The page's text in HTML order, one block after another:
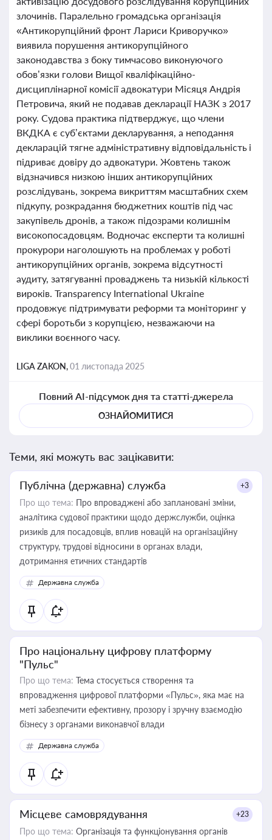
злочинів. Паралельно громадська організація
«Антикорупційний фронт Лариси Криворучко»
виявила порушення антикорупційного
законодавства з боку тимчасово виконуючого
обов’язки голови Вищої кваліфікаційно-
дисциплінарної комісії адвокатури Місяця Андрія
Петровича, який не подавав декларації НАЗК з 2017
року. Судова практика підтверджує, що члени
ВКДКА є суб’єктами декларування, а неподання
декларацій тягне адміністративну відповідальність і
підриває довіру до адвокатури. Жовтень також
відзначився низкою інших антикорупційних
розслідувань, зокрема викриттям масштабних схем
підкупу, розкрадання бюджетних коштів під час
закупівель дронів, а також підозрами колишнім
високопосадовцям. Водночас експерти та колишні
прокурори наголошують на проблемах у роботі
антикорупційних органів, зокрема відсутності
аудиту, затягуванні проваджень та низькій кількості
вироків. Transparency International Ukraine
продовжує підтримувати реформи та моніторинг у
сфері боротьби з корупцією, незважаючи на
виклики воєнного часу.
LIGA ZAKON,01 листопада 2025
Повний AI-підсумок дня та статті-джерела
ОЗНАЙОМИТИСЯ
Теми, які можуть вас зацікавити:
Публічна (державна) служба +3
Про що тема: Про впроваджені або заплановані зміни,
аналітика судової практики щодо держслужби, оцінка
ризиків для посадовців, вплив новацій на організаційну
структуру, трудові відносини в органах влади,
дотримання етичних стандартів
Державна служба
Про національну цифрову платформу
"Пульс"
Про що тема: Тема стосується створення та
впровадження цифрової платформи «Пульс», яка має на
меті забезпечити ефективну, прозору і зручну взаємодію
бізнесу з органами виконавчої влади
Державна служба
Місцеве самоврядування +23
Про що тема: Організація та функціонування органів